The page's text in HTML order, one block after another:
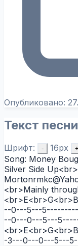
Опубликовано:
Текст песни
Шрифт: - 16px +
Song: Money
Silver Side
<br>Mainly
--0---5---
--0---0---5---
-3---0---0---5---